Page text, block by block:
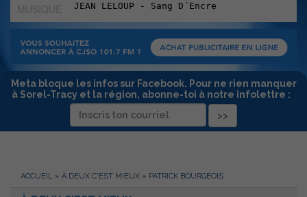
MUSIQUE
:
Meta bloque les infos sur Facebook. Pour ne rien manquer
à Sorel-Tracy et la région, abonne-toi à notre infolettre :
ACCUEIL » À DEUX C'EST MIEUX » PATRICK BOURGEOIS